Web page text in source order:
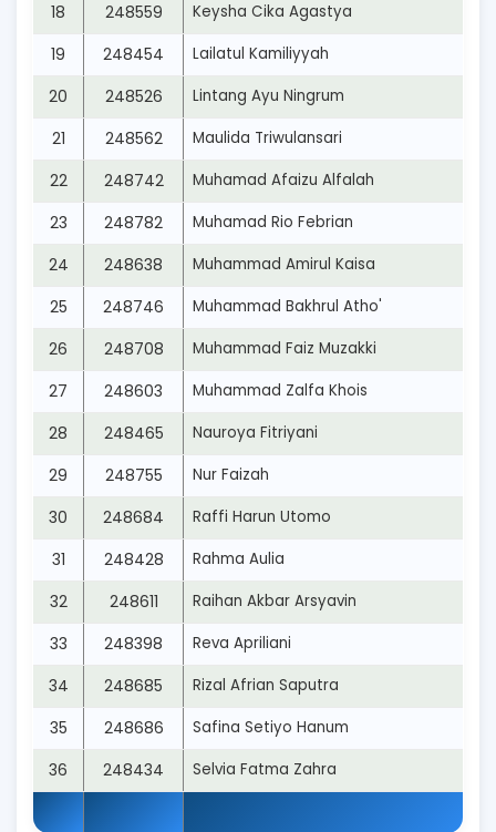
18 248559 Keysha Cika Agastya
19 248454 Lailatul Kamiliyyah
20 248526 Lintang Ayu Ningrum
21 248562 Maulida Triwulansari
22 248742 Muhamad Afaizu Alfalah
23 248782 Muhamad Rio Febrian
24 248638 Muhammad Amirul Kaisa
25 248746 Muhammad Bakhrul Atho'
26 248708 Muhammad Faiz Muzakki
27 248603 Muhammad Zalfa Khois
28 248465 Nauroya Fitriyani
29 248755 Nur Faizah
30 248684 Raffi Harun Utomo
31 248428 Rahma Aulia
32 248611 Raihan Akbar Arsyavin
33 248398 Reva Apriliani
34 248685 Rizal Afrian Saputra
35 248686 Safina Setiyo Hanum
36 248434 Selvia Fatma Zahra